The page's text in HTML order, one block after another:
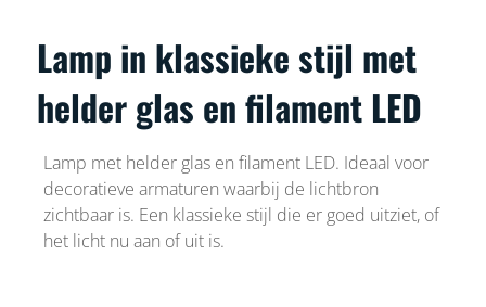
Lamp in klassieke stijl met
helder glas en filament LED
Lamp met helder glas en filament LED. Ideaal voor
decoratieve armaturen waarbij de lichtbron
zichtbaar is. Een klassieke stijl die er goed uitziet, of
het licht nu aan of uit is.